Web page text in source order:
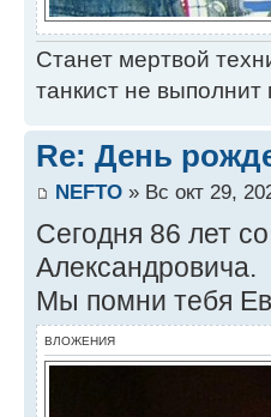
Станет мертвой
танкист не выполнит
Re: День
NEFTO » Вс окт 29,
Сегодня 86 лет
Александровича.
Мы помни тебя
ВЛОЖЕНИЯ